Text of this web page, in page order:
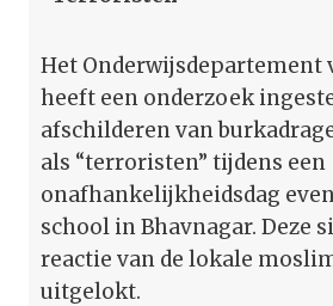
Het Onderwijsdepartement
heeft een onderzoek
afschilderen van
als “terroristen” tijdens een
onafhankelijkheidsdag
school in Bhavnagar. Deze
reactie van de lokale
uitgelokt.